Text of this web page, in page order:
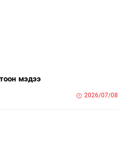
мэдээ
2026/07/08